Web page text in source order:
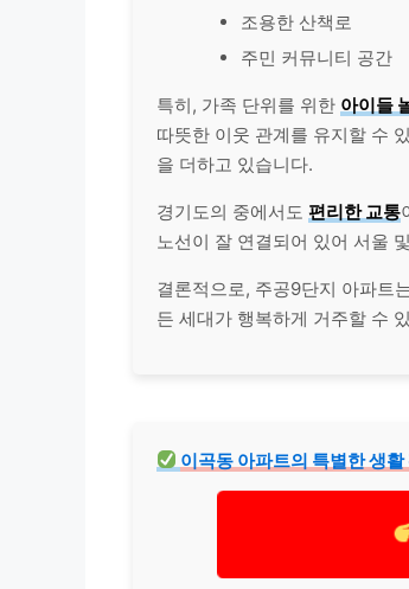
조용한 산책로
주민 커뮤니티 공간
특히, 가족 단위를 위한 아이들
따뜻한 이웃 관계를 유지할 수
을 더하고 있습니다.
경기도의 중에서도 편리한 교통
노선이 잘 연결되어 있어 서울
결론적으로, 주공9단지 아파트
든 세대가 행복하게 거주할 수
이곡동 아파트의 특별한 생